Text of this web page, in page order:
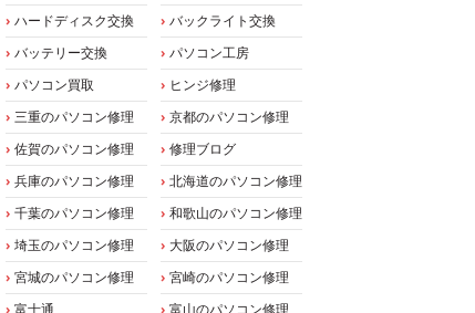
ハードディスク交換
バックライト交換
バッテリー交換
パソコン工房
パソコン買取
ヒンジ修理
三重のパソコン修理
京都のパソコン修理
佐賀のパソコン修理
修理ブログ
兵庫のパソコン修理
北海道のパソコン修理
千葉のパソコン修理
和歌山のパソコン修理
埼玉のパソコン修理
大阪のパソコン修理
宮城のパソコン修理
宮崎のパソコン修理